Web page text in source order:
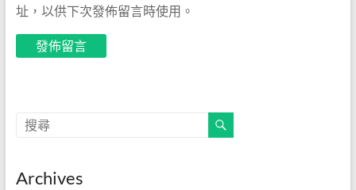
址，以供下次發佈留言時使用。
Archives